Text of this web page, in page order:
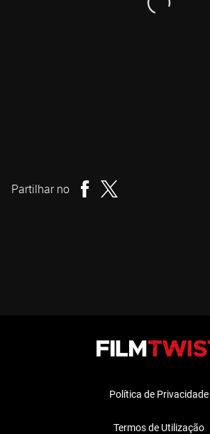
Partilhar no
Política de Privacidade
Termos de Utilização